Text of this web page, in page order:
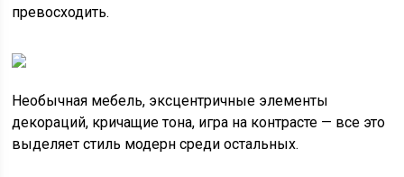
превосходить.
Необычная мебель, эксцентричные элементы
декораций, кричащие тона, игра на контрасте — все это
выделяет стиль модерн среди остальных.